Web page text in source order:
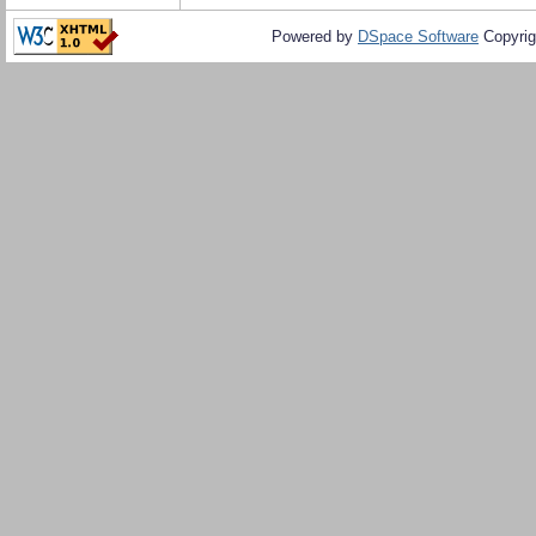
Powered by DSpace Software